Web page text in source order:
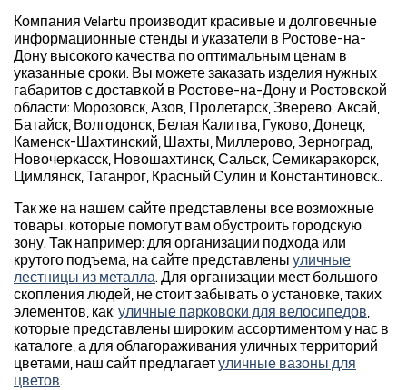
Компания Velartu производит красивые и долговечные
информационные стенды и указатели в Ростове-на-
Дону высокого качества по оптимальным ценам в
указанные сроки. Вы можете заказать изделия нужных
габаритов с доставкой в Ростове-на-Дону и Ростовской
области: Морозовск, Азов, Пролетарск, Зверево, Аксай,
Батайск, Волгодонск, Белая Калитва, Гуково, Донецк,
Каменск-Шахтинский, Шахты, Миллерово, Зерноград,
Новочеркасск, Новошахтинск, Сальск, Семикаракорск,
Цимлянск, Таганрог, Красный Сулин и Константиновск..
Так же на нашем сайте представлены все возможные
товары, которые помогут вам обустроить городскую
зону. Так например: для организации подхода или
крутого подъема, на сайте представлены уличные
лестницы из металла. Для организации мест большого
скопления людей, не стоит забывать о установке, таких
элементов, как: уличные парковоки для велосипедов,
которые представлены широким ассортиментом у нас в
каталоге, а для облагораживания уличных территорий
цветами, наш сайт предлагаетуличные вазоны для
цветов.